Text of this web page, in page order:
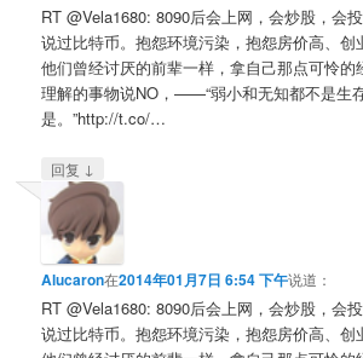
RT @Vela1680: 8090后会上网，会炒股，会
说过比特币。抱怨环境污染，抱怨房价高、创
他们曾经讨厌的前辈一样，拿自己那点可怜的
理解的事物说NO，——“弱小和无知都不是生
是。”http://t.co/…
回复 ↓
Alucaron在2014年01月7日 6:54 下午说道：
RT @Vela1680: 8090后会上网，会炒股，会
说过比特币。抱怨环境污染，抱怨房价高、创